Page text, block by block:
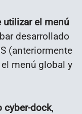
utilizar el menú
desarrollado
(anteriormente
menú global y
cyber-dock,